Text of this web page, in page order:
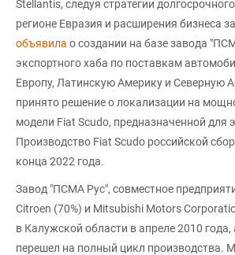
Stellantis, следуя стратегии
регионе Евразия и расширения бизнеса
объявила о создании на базе завода
экспортного хаба по поставкам
Европу, Латинскую Америку и Северную
принято решение о локализации на
модели Fiat Scudo, предназначенной для
Производство Fiat Scudo российской
конца 2022 года.
Завод "ПСМА Рус", совместное
Citroеn (70%) и Mitsubishi Motors
в Калужской области в апреле 2010
перешел на полный цикл производства.